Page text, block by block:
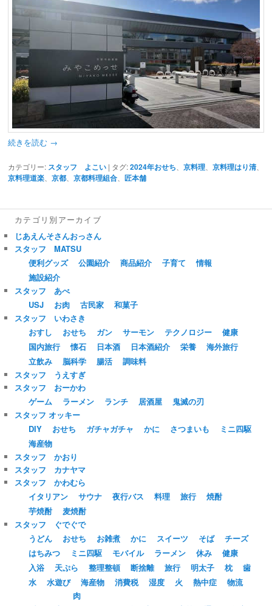
続きを読む →
カテゴリー: スタッフ よこい | タグ: 2024年おせち 、京料理 、京料理はり清
京料理道楽 、京都 、京都料理組合 、匠本舗
カテゴリ別アーカイブ
じあえんそさんおっさん
スタッフ MATSU
便利グッズ
公園紹介 商品紹介 子育て
情報
施設紹介
スタッフ あべ
USJ
お肉 古民家
和菓子
スタッフ いわさき
おすし
おせち ガン サーモン テクノロジー
健康
国内旅行
懐石 日本酒 日本酒紹介 栄養
海外旅行
立飲み
脳科学 腸活
調味料
スタッフ うえすぎ
スタッフ おーかわ
ゲーム
ラーメン ランチ 居酒屋
鬼滅の刃
スタッフ オッキー
DIY
おせち ガチャガチャ かに さつまいも
ミニ四駆
海産物
スタッフ かおり
スタッフ カナヤマ
スタッフ かわむら
イタリアン
サウナ 夜行バス 料理 旅行
焼酎
芋焼酎
麦焼酎
スタッフ ぐでぐで
うどん
おせち お雑煮 かに スイーツ そば
チーズ
はちみつ
ミニ四駆 モバイル ラーメン 休み
健康
入浴
天ぷら 整理整頓 断捨離 旅行 明太子 枕
歯
水
水遊び 海産物 消費税 湿度 火 熱中症 物流
肉